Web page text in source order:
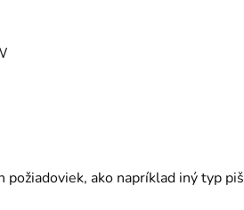
požiadoviek, ako napríklad iný typ